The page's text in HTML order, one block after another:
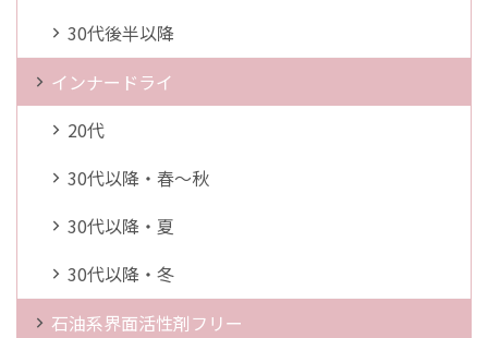
30代後半以降
インナードライ
20代
30代以降・春～秋
30代以降・夏
30代以降・冬
石油系界面活性剤フリー